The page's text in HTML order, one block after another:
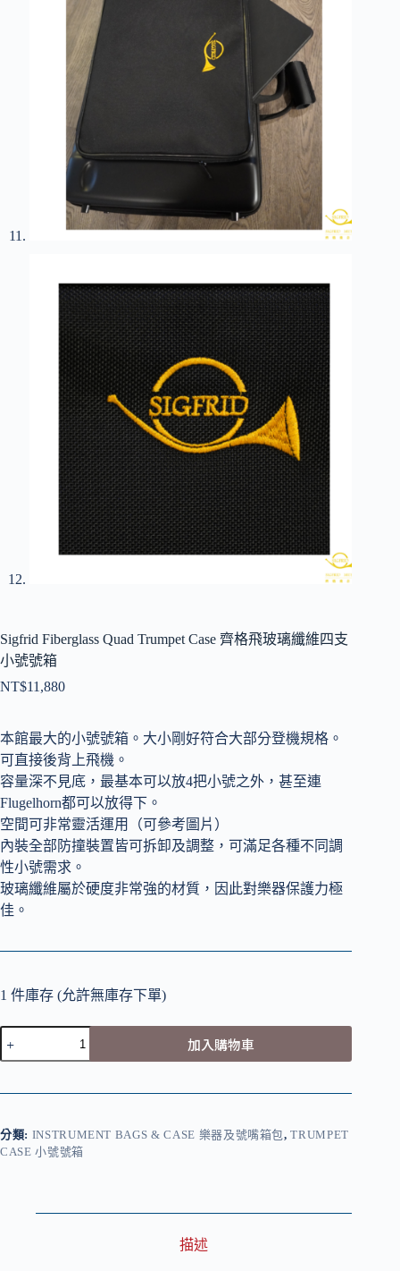
Sigfrid Fiberglass Quad Trumpet Case 齊格飛玻璃纖維四支
小號號箱
NT$11,880
本館最大的小號號箱。大小剛好符合大部分登機規格。
可直接後背上飛機。
容量深不見底，最基本可以放4把小號之外，甚至連
Flugelhorn都可以放得下。
空間可非常靈活運用（可參考圖片）
內裝全部防撞裝置皆可拆卸及調整，可滿足各種不同調
性小號需求。
玻璃纖維屬於硬度非常強的材質，因此對樂器保護力極
佳。
1 件庫存 (允許無庫存下單)
Sigfrid
Fiberglass
Quad
Case
格
飛
加入購物車
分類: INSTRUMENT BAGS & CASE 樂器及號嘴箱包,TRUMPET
CASE 小號號箱
描述